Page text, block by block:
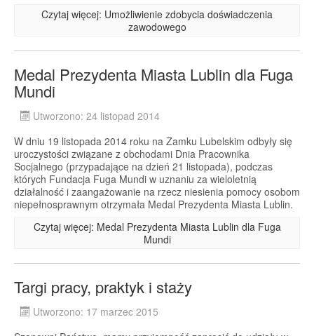
Czytaj więcej: Umożliwienie zdobycia doświadczenia
zawodowego
Medal Prezydenta Miasta Lublin dla Fuga
Mundi
Utworzono: 24 listopad 2014
W dniu 19 listopada 2014 roku na Zamku Lubelskim odbyły się
uroczystości związane z obchodami Dnia Pracownika
Socjalnego (przypadające na dzień 21 listopada), podczas
których Fundacja Fuga Mundi w uznaniu za wieloletnią
działalność i zaangażowanie na rzecz niesienia pomocy osobom
niepełnosprawnym otrzymała Medal Prezydenta Miasta Lublin.
Czytaj więcej: Medal Prezydenta Miasta Lublin dla Fuga
Mundi
Targi pracy, praktyk i staży
Utworzono: 17 marzec 2015